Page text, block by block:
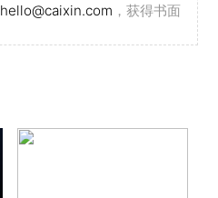
hello@caixin.com ，获得书面